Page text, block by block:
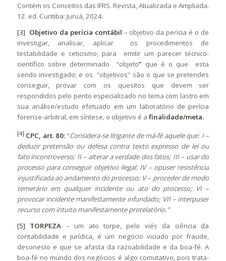
Contém os Conceitos das IFRS. Revista, Atualizada e Ampliada.
12. ed. Curitiba: Juruá, 2024.
[3] Objetivo da perícia contábil – objetivo da perícia é o de
investigar, analisar, aplicar os procedimentos de
testabilidade e ceticismo, para emitir um parecer técnico-
científico sobre determinado “objeto” que é o que esta
sendo investigado; e os “objetivos” são o que se pretendes
conseguir, provar com os quesitos que devem ser
respondidos pelo perito especializado no tema com lastro em
sua análise/estudo efetuado em um laboratório de perícia
forense-arbitral, em síntese, o objetivo é a finalidade/meta.
[4] CPC, art. 80: “Considera-se litigante de má-fé aquele que: I –
deduzir pretensão ou defesa contra texto expresso de lei ou
fato incontroverso; II – alterar a verdade dos fatos; III – usar do
processo para conseguir objetivo ilegal; IV – opuser resistência
injustificada ao andamento do processo; V – proceder de modo
temerário em qualquer incidente ou ato do processo; VI –
provocar incidente manifestamente infundado; VII – interpuser
recurso com intuito manifestamente protelatório.”
[5]
TORPEZA – um ato torpe, pelo viés da ciência da
contabilidade e jurídica, é um negócio viciado por fraude,
desonesto e que se afasta da razoabilidade e da boa-fé. A
boa-fé no mundo dos negócios é algo comutativo, pois trata-